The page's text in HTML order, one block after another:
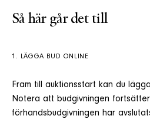
Så här går det till
1. LÄGGA BUD ONLINE
Fram till auktionsstart kan du
Notera att budgivningen
förhandsbudgivningen har